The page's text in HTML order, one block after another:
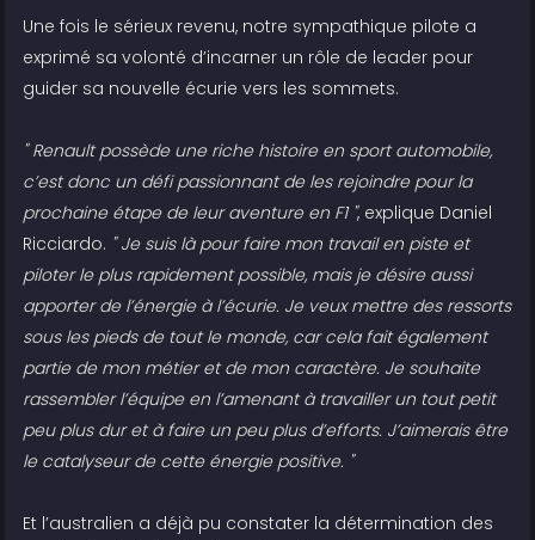
Une fois le sérieux revenu, notre sympathique pilote a
exprimé sa volonté d’incarner un rôle de leader pour
guider sa nouvelle écurie vers les sommets.
" Renault possède une riche histoire en sport automobile,
c’est donc un défi passionnant de les rejoindre pour la
prochaine étape de leur aventure en F1 ", explique Daniel
Ricciardo. " Je suis là pour faire mon travail en piste et
piloter le plus rapidement possible, mais je désire aussi
apporter de l’énergie à l’écurie. Je veux mettre des ressorts
sous les pieds de tout le monde, car cela fait également
partie de mon métier et de mon caractère. Je souhaite
rassembler l’équipe en l’amenant à travailler un tout petit
peu plus dur et à faire un peu plus d’efforts. J’aimerais être
le catalyseur de cette énergie positive. "
Et l’australien a déjà pu constater la détermination des